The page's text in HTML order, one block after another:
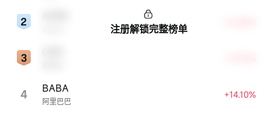
4 阿里巴巴
BABA +14.10%
注册解锁完整榜单